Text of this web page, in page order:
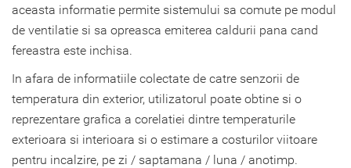
aceasta informatie permite sistemului sa comute pe modul
de ventilatie si sa opreasca emiterea caldurii pana cand
fereastra este inchisa.
In afara de informatiile colectate de catre senzorii de
temperatura din exterior, utilizatorul poate obtine si o
reprezentare grafica a corelatiei dintre temperaturile
exterioara si interioara si o estimare a costurilor viitoare
pentru incalzire, pe zi / saptamana / luna / anotimp.